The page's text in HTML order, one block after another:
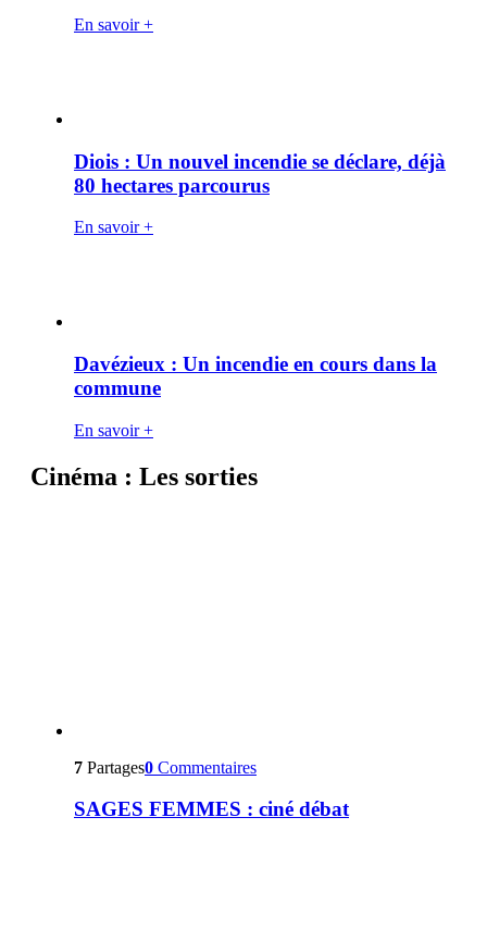
En savoir +
Diois : Un nouvel incendie se déclare, déjà
80 hectares parcourus
En savoir +
Davézieux : Un incendie en cours dans la
commune
En savoir +
Cinéma : Les sorties
7 Partages0 Commentaires
SAGES FEMMES : ciné débat